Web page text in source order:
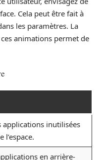
Cela peut être fait à
les paramètres. La
animations permet de
applications inutilisées
l’espace.
en arrière-